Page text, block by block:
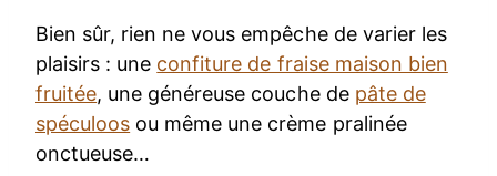
Bien sûr, rien ne vous empêche de varier les
plaisirs : une confiture de fraise maison bien
fruitée, une généreuse couche de pâte de
spéculoos ou même une crème pralinée
onctueuse…